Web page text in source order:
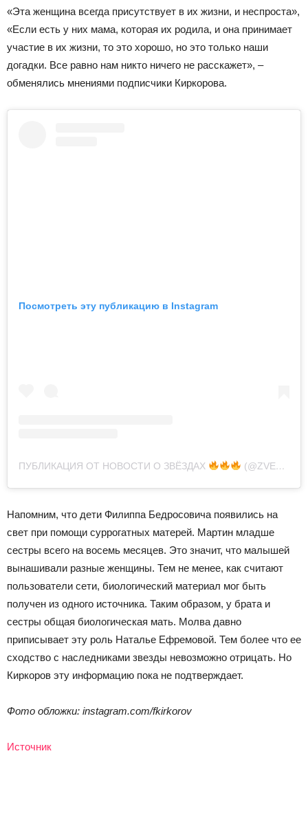
«Эта женщина всегда присутствует в их жизни, и неспроста»,
«Если есть у них мама, которая их родила, и она принимает
участие в их жизни, то это хорошо, но это только наши
догадки. Все равно нам никто ничего не расскажет», –
обменялись мнениями подписчики Киркорова.
Посмотреть эту публикацию в Instagram
ПУБЛИКАЦИЯ ОТ НОВОСТИ О ЗВЁЗДАХ (@ZVEZD_SHOW)
Напомним, что дети Филиппа Бедросовича появились на
свет при помощи суррогатных матерей. Мартин младше
сестры всего на восемь месяцев. Это значит, что малышей
вынашивали разные женщины. Тем не менее, как считают
пользователи сети, биологический материал мог быть
получен из одного источника. Таким образом, у брата и
сестры общая биологическая мать. Молва давно
приписывает эту роль Наталье Ефремовой. Тем более что ее
сходство с наследниками звезды невозможно отрицать. Но
Киркоров эту информацию пока не подтверждает.
Фото обложки: instagram.com/fkirkorov
Источник